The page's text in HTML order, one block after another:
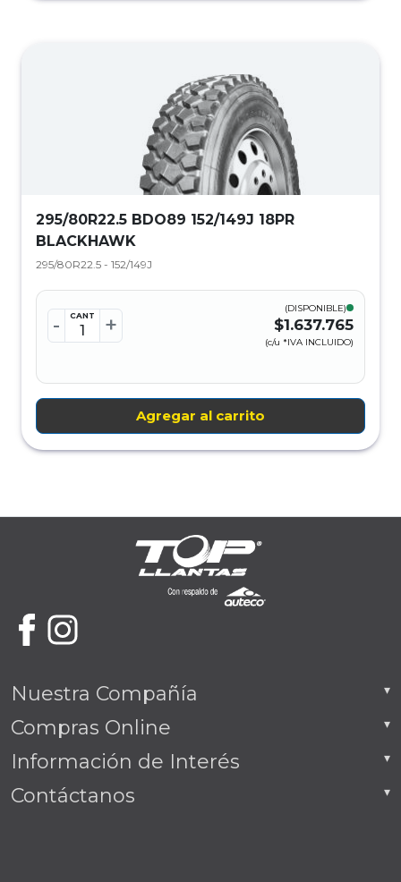
295/80R22.5 BDO89 152/149J 18PR
BLACKHAWK
295/80R22.5 - 152/149J
- CANT +
(DISPONIBLE)
$1.637.765
(c/u *IVA INCLUIDO)
Agregar al carrito
Nuestra Compañía
Compras Online
Información de Interés
Contáctanos